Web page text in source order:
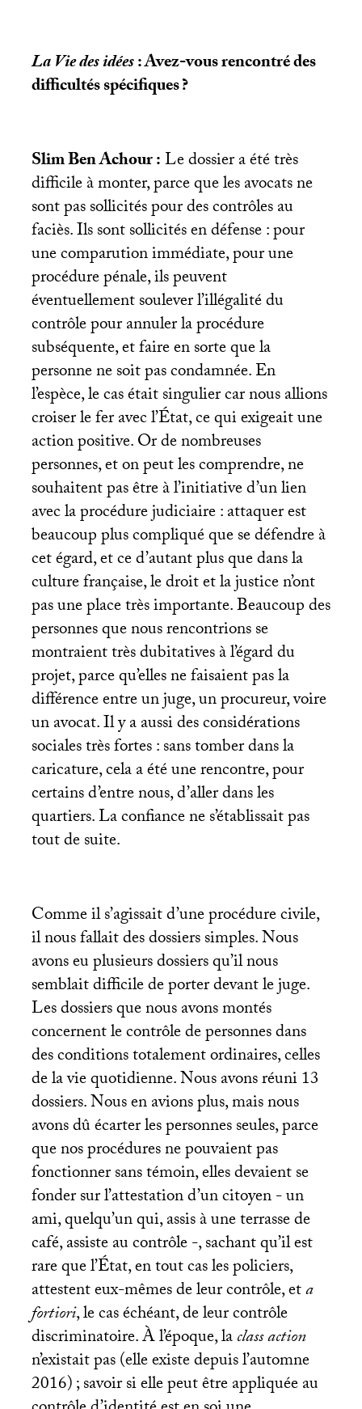
La Vie des idées: Avez-vous rencontré des
difficultés spécifiques?
Slim Ben Achour :Le dossier a été très
difficile à monter, parce que les avocats ne
sont pas sollicités pour des contrôles au
faciès. Ils sont sollicités en défense : pour
une comparution immédiate, pour une
procédure pénale, ils peuvent
éventuellement soulever l’illégalité du
contrôle pour annuler la procédure
subséquente, et faire en sorte que la
personne ne soit pas condamnée. En
l’espèce, le cas était singulier car nous allions
croiser le fer avec l’État, ce qui exigeait une
action positive. Or de nombreuses
personnes, et on peut les comprendre, ne
souhaitent pas être à l’initiative d’un lien
avec la procédure judiciaire : attaquer est
beaucoup plus compliqué que se défendre à
cet égard, et ce d’autant plus que dans la
culture française, le droit et la justice n’ont
pas une place très importante. Beaucoup des
personnes que nous rencontrions se
montraient très dubitatives à l’égard du
projet, parce qu’elles ne faisaient pas la
différence entre un juge, un procureur, voire
un avocat. Il y a aussi des considérations
sociales très fortes : sans tomber dans la
caricature, cela a été une rencontre, pour
certains d’entre nous, d’aller dans les
quartiers. La confiance ne s’établissait pas
tout de suite.
Comme il s’agissait d’une procédure civile,
il nous fallait des dossiers simples. Nous
avons eu plusieurs dossiers qu’il nous
semblait difficile de porter devant le juge.
Les dossiers que nous avons montés
concernent le contrôle de personnes dans
des conditions totalement ordinaires, celles
de la vie quotidienne. Nous avons réuni 13
dossiers. Nous en avions plus, mais nous
avons dû écarter les personnes seules, parce
que nos procédures ne pouvaient pas
fonctionner sans témoin, elles devaient se
fonder sur l’attestation d’un citoyen - un
ami, quelqu’un qui, assis à une terrasse de
café, assiste au contrôle -, sachant qu’il est
rare que l’État, en tout cas les policiers,
attestent eux-mêmes de leur contrôle, eta
fortiori, le cas échéant, de leur contrôle
discriminatoire. À l’époque, laclass action
n’existait pas (elle existe depuis l’automne
2016); savoir si elle peut être appliquée au